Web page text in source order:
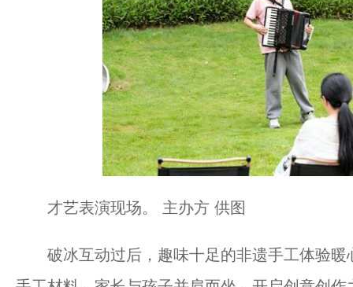
才艺表演现场。 主办方 供图
破冰互动过后，趣味十足的非遗手工体验暖